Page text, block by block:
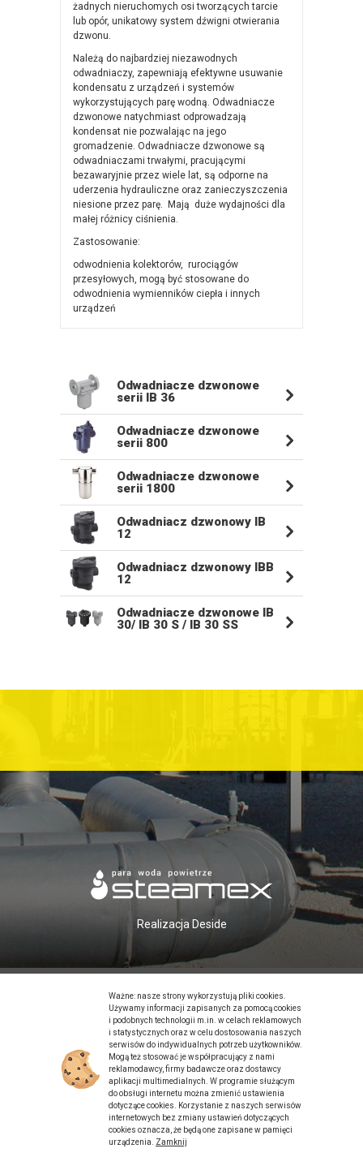
żadnych nieruchomych osi tworzących tarcie
lub opór, unikatowy system dźwigni otwierania
dzwonu.
Należą do najbardziej niezawodnych
odwadniaczy, zapewniają efektywne usuwanie
kondensatu z urządzeń i systemów
wykorzystujących parę wodną. Odwadniacze
dzwonowe natychmiast odprowadzają
kondensat nie pozwalając na jego
gromadzenie. Odwadniacze dzwonowe są
odwadniaczami trwałymi, pracującymi
bezawaryjnie przez wiele lat, są odporne na
uderzenia hydrauliczne oraz zanieczyszczenia
niesione przez parę. Mają duże wydajności dla
małej różnicy ciśnienia.
Zastosowanie:
odwodnienia kolektorów, rurociągów
przesyłowych, mogą być stosowane do
odwodnienia wymienników ciepła i innych
urządzeń
Odwadniacze dzwonowe
serii IB 36
Odwadniacze dzwonowe
serii 800
Odwadniacze dzwonowe
serii 1800
Odwadniacz dzwonowy IB
12
Odwadniacz dzwonowy IBB
12
Odwadniacze dzwonowe IB
30/ IB 30 S / IB 30 SS
Realizacja Deside
Ważne: nasze strony wykorzystują pliki cookies.
Używamy informacji zapisanych za pomocą cookies
i podobnych technologii m.in. w celach reklamowych
i statystycznych oraz w celu dostosowania naszych
serwisów do indywidualnych potrzeb użytkowników.
Mogą też stosować je współpracujący z nami
reklamodawcy, firmy badawcze oraz dostawcy
aplikacji multimedialnych. W programie służącym
do obsługi internetu można zmienić ustawienia
dotyczące cookies. Korzystanie z naszych serwisów
internetowych bez zmiany ustawień dotyczących
cookies oznacza, że będą one zapisane w pamięci
urządzenia. Zamknij